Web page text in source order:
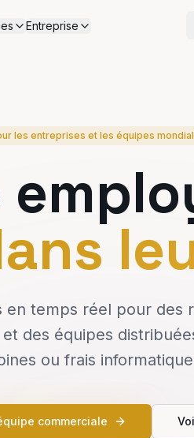
Entreprise
les entreprises et les équipes
en temps réel pour des
des équipes
ou frais
commerciale